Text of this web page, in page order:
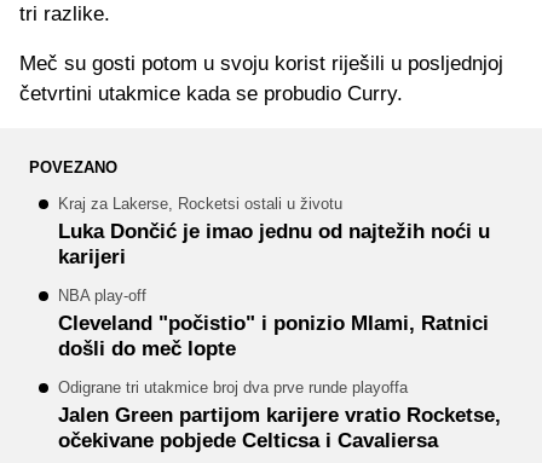
tri razlike.
Meč su gosti potom u svoju korist riješili u posljednjoj
četvrtini utakmice kada se probudio Curry.
POVEZANO
Kraj za Lakerse, Rocketsi ostali u životu
Luka Dončić je imao jednu od najtežih noći u
karijeri
NBA play-off
Cleveland "počistio" i ponizio MIami, Ratnici
došli do meč lopte
Odigrane tri utakmice broj dva prve runde playoffa
Jalen Green partijom karijere vratio Rocketse,
očekivane pobjede Celticsa i Cavaliersa